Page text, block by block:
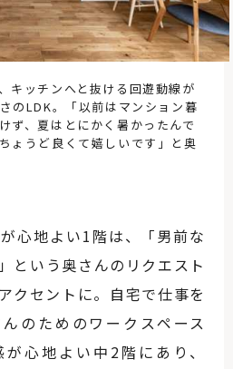
キッチンへと抜ける回遊動線が
のLDK。「以前はマンション暮
ず、夏はとにかく暑かったんで
ょうど良くて嬉しいです」と奥
心地よい1階は、「男前な
という奥さんのリクエスト
クセントに。自宅で仕事を
のためのワークスペース
心地よい中2階にあり、